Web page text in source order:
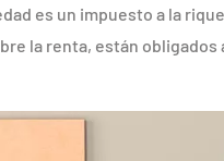
es un impuesto a la
la renta, están